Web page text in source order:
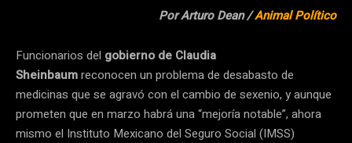
Por Arturo Dean /Animal Político
Funcionarios del gobierno de Claudia
Sheinbaumreconocen un problema de desabasto de
medicinas que se agravó con el cambio de sexenio, y aunque
prometen que en marzo habrá una “mejoría notable”, ahora
mismo el Instituto Mexicano del Seguro Social (IMSS)